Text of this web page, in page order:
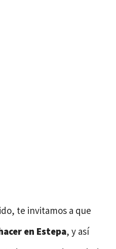
te invitamos a que
en Estepa, y así